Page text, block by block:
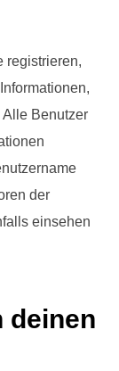
registrieren,
Benutzer
der
einsehen
deinen